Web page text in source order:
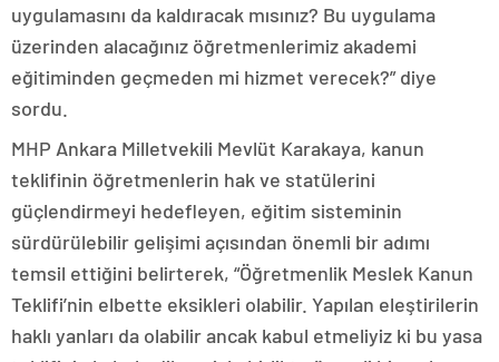
uygulamasını da kaldıracak mısınız? Bu uygulama
üzerinden alacağınız öğretmenlerimiz akademi
eğitiminden geçmeden mi hizmet verecek?” diye
sordu.
MHP Ankara Milletvekili Mevlüt Karakaya, kanun
teklifinin öğretmenlerin hak ve statülerini
güçlendirmeyi hedefleyen, eğitim sisteminin
sürdürülebilir gelişimi açısından önemli bir adımı
temsil ettiğini belirterek, “Öğretmenlik Meslek Kanun
Teklifi’nin elbette eksikleri olabilir. Yapılan eleştirilerin
haklı yanları da olabilir ancak kabul etmeliyiz ki bu yasa